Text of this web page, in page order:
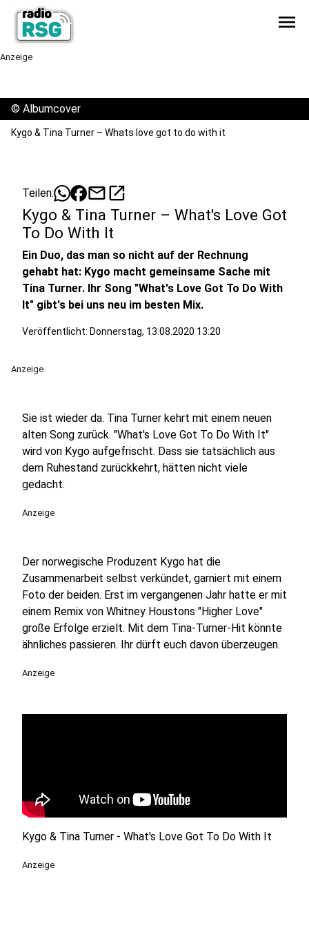
menu
Anzeige
© Albumcover
Kygo & Tina Turner – Whats love got to do with it
Teilen: mailopen_in_new
Kygo & Tina Turner – What's Love Got
To Do With It
Ein Duo, das man so nicht auf der Rechnung
gehabt hat: Kygo macht gemeinsame Sache mit
Tina Turner. Ihr Song "What's Love Got To Do With
It" gibt's bei uns neu im besten Mix.
Veröffentlicht: Donnerstag, 13.08.2020 13:20
Anzeige
Sie ist wieder da. Tina Turner kehrt mit einem neuen
alten Song zurück. "What's Love Got To Do With It"
wird von Kygo aufgefrischt. Dass sie tatsächlich aus
dem Ruhestand zurückkehrt, hätten nicht viele
gedacht.
Anzeige
Der norwegische Produzent Kygo hat die
Zusammenarbeit selbst verkündet, garniert mit einem
Foto der beiden. Erst im vergangenen Jahr hatte er mit
einem Remix von Whitney Houstons "Higher Love"
große Erfolge erzielt. Mit dem Tina-Turner-Hit könnte
ähnliches passieren. Ihr dürft euch davon überzeugen.
Anzeige
Kygo & Tina Turner - What's Love Got To Do With It
Anzeige